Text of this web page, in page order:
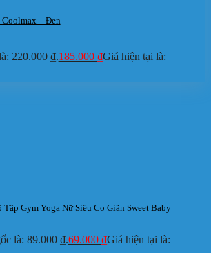
Coolmax – Đen
220.000 ₫.185.000 ₫Giá hiện tại là:
Tập Gym Yoga Nữ Siêu Co Giãn Sweet Baby
là: 89.000 ₫.69.000 ₫Giá hiện tại là: